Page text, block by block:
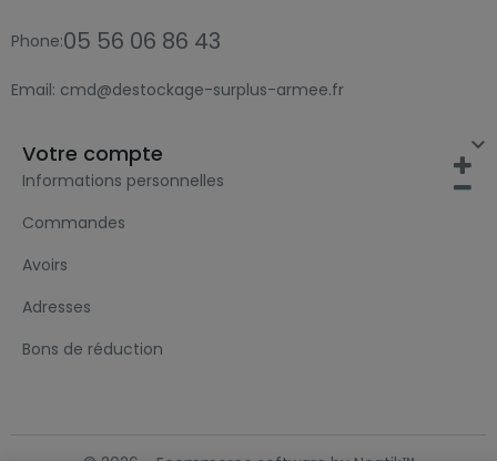
Phone:05 56 06 86 43
Email: cmd@destockage-surplus-armee.fr

Votre compte
Informations personnelles
Commandes
Avoirs
Adresses
Bons de réduction